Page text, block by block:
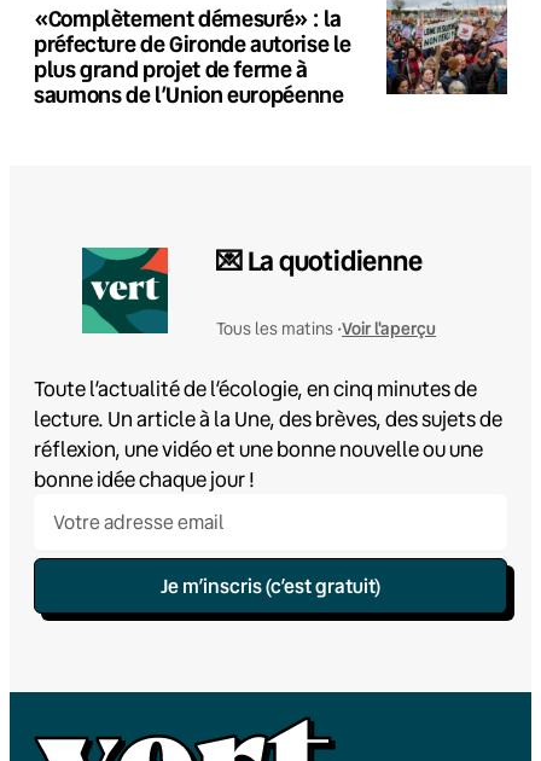
«Complètement démesuré» : la
préfecture de Gironde autorise le
plus grand projet de ferme à
saumons de l’Union européenne
💌 La quotidienne
Tous les matins •Voir l'aperçu
Toute l’actualité de l’écologie, en cinq minutes de
lecture. Un article à la Une, des brèves, des sujets de
réflexion, une vidéo et une bonne nouvelle ou une
bonne idée chaque jour !
Je m’inscris (c’est gratuit)